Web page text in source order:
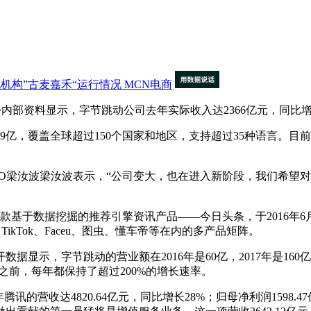
构”古麦嘉禾“运行情况 MCN电商
资料显示，字节跳动公司去年实际收入达2366亿元，同比
覆盖全球超过150个国家和地区，支持超过35种语言。目
波梁汝波表示，“公司变大，也在进入新阶段，我们希望
于数据挖掘的推荐引擎资讯产品——今日头条，于2016年
、Faceu、图虫、懂车帝等在内的多产品矩阵。
示，字节跳动的营业额在2016年是60亿，2017年是160亿
前，每年都保持了超过200%的增长速率。
的营收达4820.64亿元，同比增长28%；归母净利润